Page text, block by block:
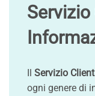
Il Servizio
ogni genere di